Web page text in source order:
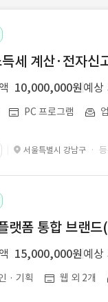
득세 계산·전자
10,000,000원 예상
PC 프로그램
서울특별시 강남구 ·
랫폼 통합 브랜
15,000,000원 예상
· 기획 웹 외 2개